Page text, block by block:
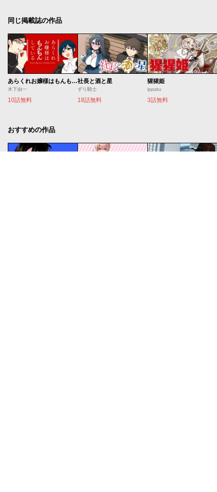
同じ掲載誌の作品
あらくれお嬢様はもんもんしている
木下由一
10話無料
社長と酒と星
ずり騎士
18話無料
猩猩姫
ippatu
3話無料
おすすめの作品